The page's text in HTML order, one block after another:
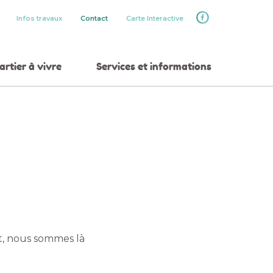
Infos travaux Contact Carte Interactive
à vivre Services et informations
nous sommes là